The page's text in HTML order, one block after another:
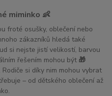
miminko 👶
froté osušky, oblečení nebo
zákazníků hledá také
si nejste jistí velikostí, barvou
řešením mohou být 🎁
. Rodiče si díky nim mohou vybrat
– od dětského oblečení až